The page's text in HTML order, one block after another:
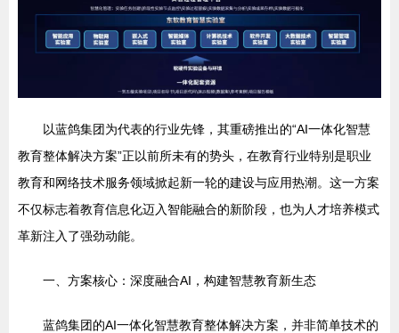
以蓝鸽集团为代表的行业先锋，其重磅推出的“AI一体化智慧
教育整体解决方案”正以前所未有的势头，在教育行业特别是职业
教育和网络技术服务领域掀起新一轮的建设与应用热潮。这一方案
不仅标志着教育信息化迈入智能融合的新阶段，也为人才培养模式
革新注入了强劲动能。
一、方案核心：深度融合AI，构建智慧教育新生态
蓝鸽集团的AI一体化智慧教育整体解决方案，并非简单技术的